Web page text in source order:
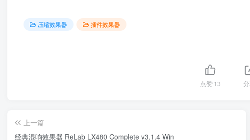
压缩效果器 插件效果器
点赞13
上一篇
经典混响效果器 ReLab LX480 Complete v3.1.4 Win